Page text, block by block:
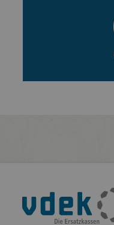
Fußleisten-
Navigation